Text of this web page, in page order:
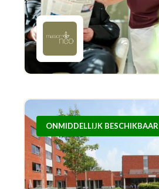
ONMIDDELLIJK BESCHIKBAAR